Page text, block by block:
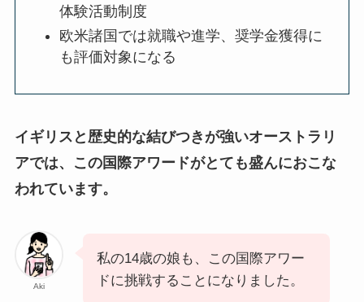
体験活動制度
欧米諸国では就職や進学、奨学金獲得に
も評価対象になる
イギリスと歴史的な結びつきが強いオーストラリ
アでは、この国際アワードがとても盛んにおこな
われています。
Aki
私の14歳の娘も、この国際アワー
ドに挑戦することになりました。